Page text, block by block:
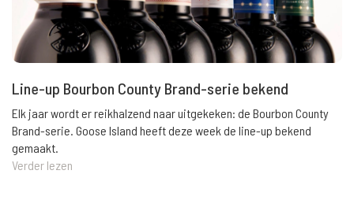
Line-up Bourbon County Brand-serie bekend
Elk jaar wordt er reikhalzend naar uitgekeken: de Bourbon County
Brand-serie. Goose Island heeft deze week de line-up bekend
gemaakt.
Verder lezen